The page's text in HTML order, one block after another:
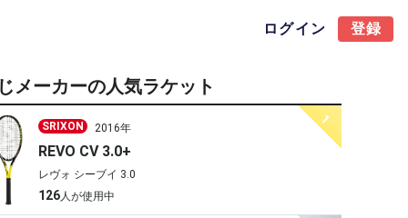
ログイン 登録
メーカーの人気ラケット
SRIXON 2016年
REVO CV 3.0+
レヴォ シーブイ 3.0
126人が使用中
1